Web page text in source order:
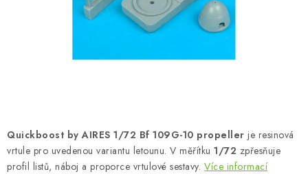
Podmínky ochrany osobních údajů
Reklamační řád
Velkoobchod (B2B)
Hromadná objednávka
Quickboost by AIRES 1/72 Bf 109G-10 propeller je resinová
vrtule pro uvedenou variantu letounu. V měřítku 1/72 zpřesňuje
profil listů, náboj a proporce vrtulové sestavy. Více informací